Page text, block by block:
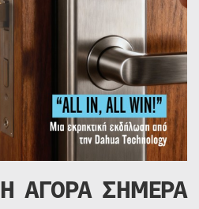
Η ΑΓΟΡΑ ΣΗΜΕΡΑ